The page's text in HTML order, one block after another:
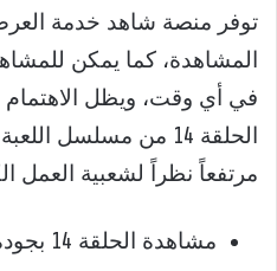
توفر منصة شاهد خدمة
المشاهدة، كما يمكن
في أي وقت، ويظل
مرتفعاً نظراً لشعبية العمل
مشاهدة الحلقة 14 بجودة عالية عبر الإنترنت.